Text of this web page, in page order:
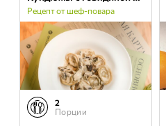
Рецепт от шеф-повара
2
Порции